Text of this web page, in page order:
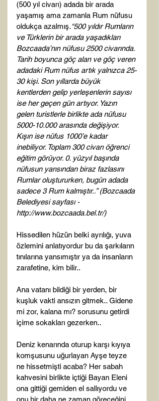
(500 yıl civarı) adada bir arada
yaşamış ama zamanla Rum nüfusu
oldukça azalmış.“500 yıldır Rumların
ve Türklerin bir arada yaşadıkları
Bozcaada’nın nüfusu 2500 civarında.
Tarih boyunca göç alan ve göç veren
adadaki Rum nüfus artık yalnızca 25-
30 kişi. Son yıllarda büyük
kentlerden gelip yerleşenlerin sayısı
ise her geçen gün artıyor. Yazın
gelen turistlerle birlikte ada nüfusu
5000-10.000 arasında değişiyor.
Kışın ise nüfus 1000’e kadar
inebiliyor. Toplam 300 civarı öğrenci
eğitim görüyor. 0. yüzyıl başında
nüfusun yarısından biraz fazlasını
Rumlar oluştururken, bugün adada
sadece 3 Rum kalmıştır..” (Bozcaada
Belediyesi sayfası -
http://www.bozcaada.bel.tr/)
Hissedilen hüzün belki ayrılığı, yuva
özlemini anlatıyordur bu da şarkıların
tınılarına yansımıştır ya da insanların
zarafetine, kim bilir..
Ana vatanı bildiği bir yerden, bir
kuşluk vakti ansızın gitmek.. Gidene
mi zor, kalana mı? sorusunu getirdi
içime sokakları gezerken..
Deniz kenarında oturup karşı kıyıya
komşusunu uğurlayan Ayşe teyze
ne hissetmişti acaba? Her sabah
kahvesini birlikte içtiği Bayan Eleni
ona gittiği gemiden el sallıyordu ve
onu bir daha ne zaman göreceğini